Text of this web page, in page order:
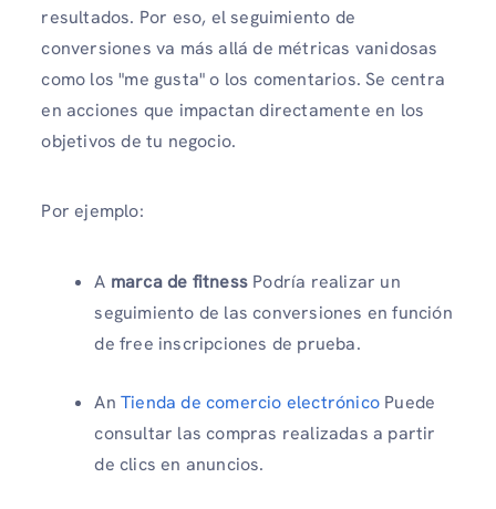
resultados. Por eso, el seguimiento de
conversiones va más allá de métricas vanidosas
como los "me gusta" o los comentarios. Se centra
en acciones que impactan directamente en los
objetivos de tu negocio.
Por ejemplo:
A marca de fitness Podría realizar un
seguimiento de las conversiones en función
de free inscripciones de prueba.
An Tienda de comercio electrónico Puede
consultar las compras realizadas a partir
de clics en anuncios.